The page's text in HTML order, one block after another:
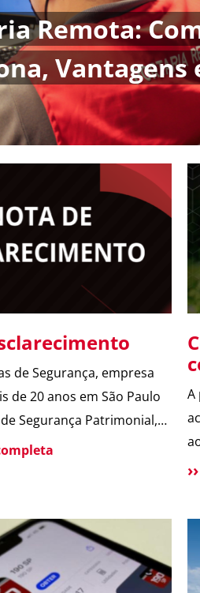
Remota:
Vantagens
na
de Segurança, empresa
de 20 anos em São Paulo
Segurança Patrimonial,
Portaria e Facilities, vem
Aster citado em
jornalísticas sobre a
Federal no setor […]
A